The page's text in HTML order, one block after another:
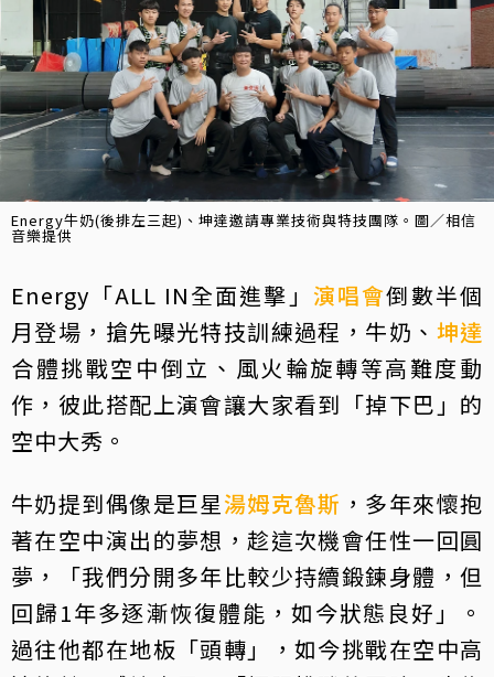
Energy牛奶(後排左三起)、坤達邀請專業技術與特技團隊。圖／相信
音樂提供
Energy「ALL IN全面進擊」 演唱會倒數半個
月登場，搶先曝光特技訓練過程，牛奶、 坤達
合體挑戰空中倒立、風火輪旋轉等高難度動
作，彼此搭配上演會讓大家看到「掉下巴」的
空中大秀。
牛奶提到偶像是巨星湯姆克魯斯 ，多年來懷抱
著在空中演出的夢想，趁這次機會任性一回圓
夢，「我們分開多年比較少持續鍛鍊身體，但
回歸1年多逐漸恢復體能，如今狀態良好」。
過往他都在地板「頭轉」，如今挑戰在空中高